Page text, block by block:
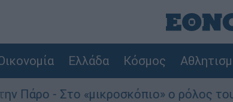
Ελλάδα Κόσμος
ο ρόλος του ναυαγοσώστη